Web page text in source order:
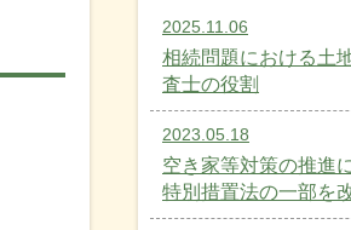
2025.11.06
相続問題における土
査士の役割
2023.05.18
空き家等対策の推進
特別措置法の一部を